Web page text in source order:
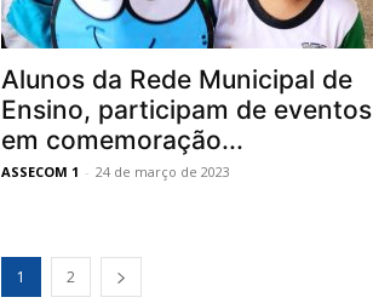
Alunos da Rede Municipal de
Ensino, participam de eventos
em comemoração...
ASSECOM 1 - 24 de março de 2023
1 2